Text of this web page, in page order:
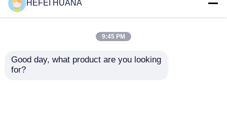
Fluoresceina-12-dUTP
1mM Soluzione di
HEFEI HUANA
9:45 PM
Good day, what product are you looking
for?